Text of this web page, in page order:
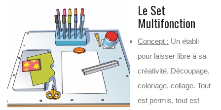
Le Set
Multifonction
Concept : Un établi
pour laisser libre à sa
créativité. Découpage,
coloriage, collage. Tout
est permis, tout est